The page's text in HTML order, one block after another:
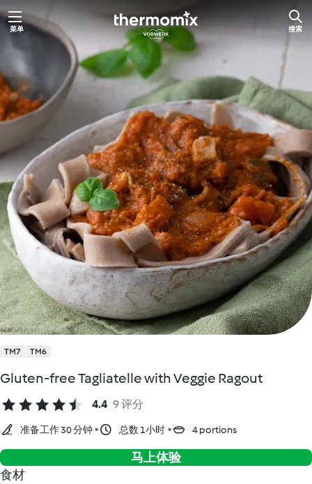
跳
至
内
容
菜单 搜索
TM7 TM6
Gluten-free Tagliatelle with Veggie Ragout
4.4 9 评分
准备工作 30 分钟 总数 1小时 4 portions
马上体验
食材